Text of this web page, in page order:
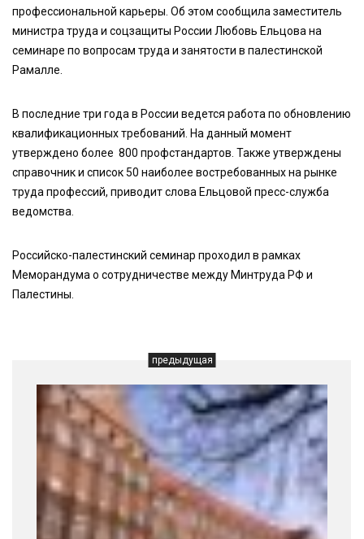
профессиональной карьеры. Об этом сообщила заместитель
министра труда и соцзащиты России Любовь Ельцова на
семинаре по вопросам труда и занятости в палестинской
Рамалле.
В последние три года в России ведется работа по обновлению
квалификационных требований. На данный момент
утверждено более 800 профстандартов. Также утверждены
справочник и список 50 наиболее востребованных на рынке
труда профессий, приводит слова Ельцовой пресс-служба
ведомства.
Российско-палестинский семинар проходил в рамках
Меморандума о сотрудничестве между Минтруда РФ и
Палестины.
предыдущая